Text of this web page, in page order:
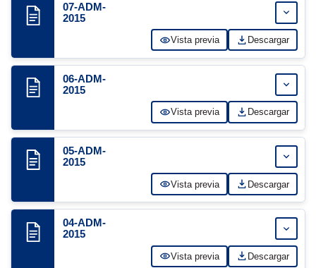
07-ADM-
2015
Vista previa Descargar
06-ADM-
2015
Vista previa Descargar
05-ADM-
2015
Vista previa Descargar
04-ADM-
2015
Vista previa Descargar